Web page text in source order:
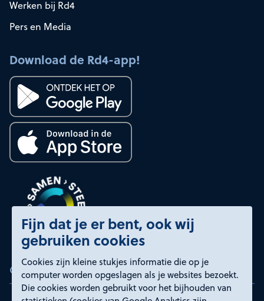
Fijn dat je er bent, ook wij
gebruiken cookies
Cookies zijn kleine stukjes informatie die op je
computer worden opgeslagen als je websites bezoekt.
Die cookies worden gebruikt voor het bijhouden van
Werken bij Rd4
Pers en Media
Download de Rd4-app!
Certificeringen